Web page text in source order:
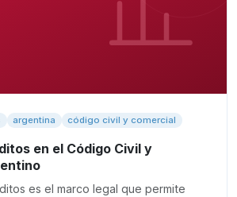
argentina código civil y comercial
en el Código Civil y
es el marco legal que permite